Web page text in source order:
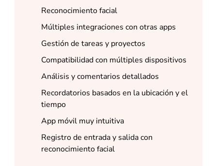
Reconocimiento facial
Múltiples integraciones con otras apps
Gestión de tareas y proyectos
Compatibilidad con múltiples dispositivos
Análisis y comentarios detallados
Recordatorios basados en la ubicación y el
tiempo
App móvil muy intuitiva
Registro de entrada y salida con
reconocimiento facial